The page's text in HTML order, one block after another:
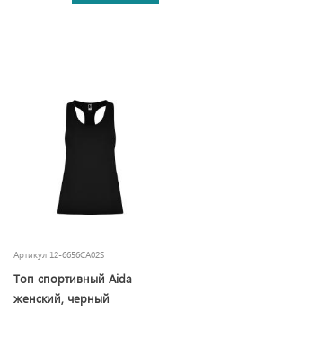
Артикул 12-6656CA02S
Топ спортивный Aida
женский, черный